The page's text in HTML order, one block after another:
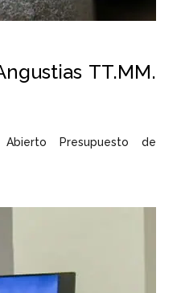
TT.MM.
Presupuesto de